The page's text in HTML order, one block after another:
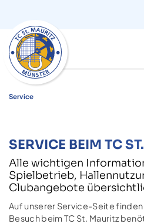
Service
SERVICE BEIM TC
Alle wichtigen
Spielbetrieb,
Clubangebote
Auf unserer Service-Seite finden
Besuch beim TC St. Mauritz